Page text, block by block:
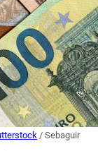
/ Sebaguir